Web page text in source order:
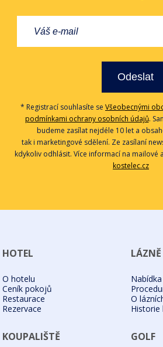
Odeslat
* Registrací souhlasíte se Všeobecnými
podmínkami ochrany osobních údajů.
budeme zasílat nejdéle 10 let a
tak i marketingové sdělení. Ze zasílaní
kdykoliv odhlásit. Více informací na mailové
kostelec.cz
HOTEL
O hotelu
Ceník pokojů
Restaurace
Rezervace
LÁZNĚ
O
Historie
KOUPALIŠTĚ GOLF